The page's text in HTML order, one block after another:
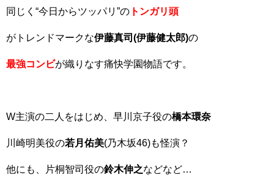
同じく“今日からツッパリ”の トンガリ頭
がトレンドマークな伊藤真司(伊藤健太郎)の
最強コンビが織りなす痛快学園物語です。
W主演の二人をはじめ、早川京子役の橋本環奈
川崎明美役の若月佑美(乃木坂46)も怪演？
他にも、片桐智司役の鈴木伸之などなど…